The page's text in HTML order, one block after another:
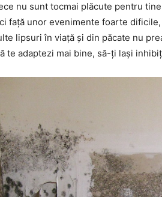
nu sunt tocmai plăcute pentru
față unor evenimente foarte
lipsuri în viață și din păcate nu
te adaptezi mai bine, să-ți lași